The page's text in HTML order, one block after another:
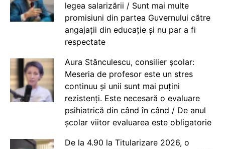
legea salarizării / Sunt mai multe
promisiuni din partea Guvernului către
angajații din educație și nu par a fi
respectate
Aura Stănculescu, consilier școlar:
Meseria de profesor este un stres
continuu și unii sunt mai puțini
rezistenți. Este necesară o evaluare
psihiatrică din când în când / De anul
școlar viitor evaluarea este obligatorie
De la 4.90 la Titularizare 2026, o